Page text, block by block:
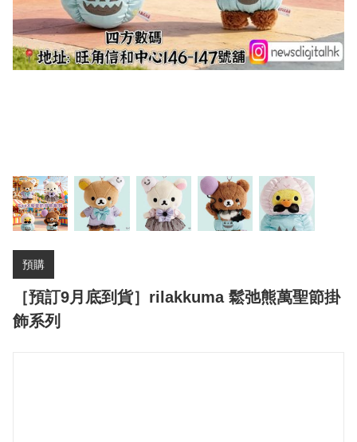
預購
［預訂9月底到貨］rilakkuma 鬆弛熊萬聖節掛
飾系列